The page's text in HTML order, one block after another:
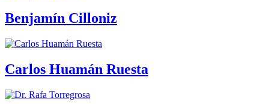
Benjamín Cilloniz
Carlos Huamán Ruesta